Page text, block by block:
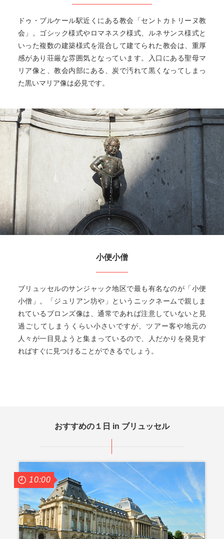
ドゥ・ブルケール駅近くにある教会「セントカトリーヌ教
会」。ゴシック様式やロマネスク様式、ルネサンス様式と
いった複数の建築様式を混合して建てられた教会は、重厚
感があり荘厳な雰囲気となっています。入口にある聖母マ
リア像と、教会内部にある、炭で汚れて黒くなってしまっ
た黒いマリア像は必見です。
小便小僧
ブリュッセルのサンジャック地区で最も有名なのが「小便
小僧」。「ジュリアン坊や」というニックネームで親しま
れているブロンズ像は、通常であれば注意していないと見
過ごしてしまうくらい小さいですが、ツアー客や地元の
人々が一目見ようと集まっているので、人だかりを発見す
ればすぐに見つけることができるでしょう。
おすすめの１日 in ブリュッセル
10:00